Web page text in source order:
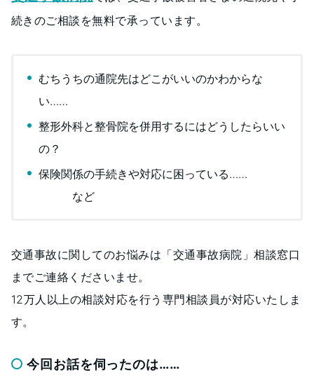
続きのご相談を無料で承っています。
むちうちの通院先はどこがいいのかわからな
い……
整形外科と整骨院を併用するにはどうしたらいい
の？
保険関係の手続きや対応に困っている……
など
交通事故に関してのお悩みは「交通事故病院」相談窓口
までご連絡くださいませ。
12万人以上の相談対応を行う専門相談員が対応いたしま
す。
今回お話を伺ったのは……